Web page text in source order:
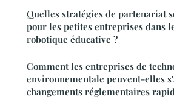
Quelles stratégies de partenariat
pour les petites entreprises dans
robotique éducative ?
Comment les entreprises de
environnementale peuvent-elles
changements réglementaires